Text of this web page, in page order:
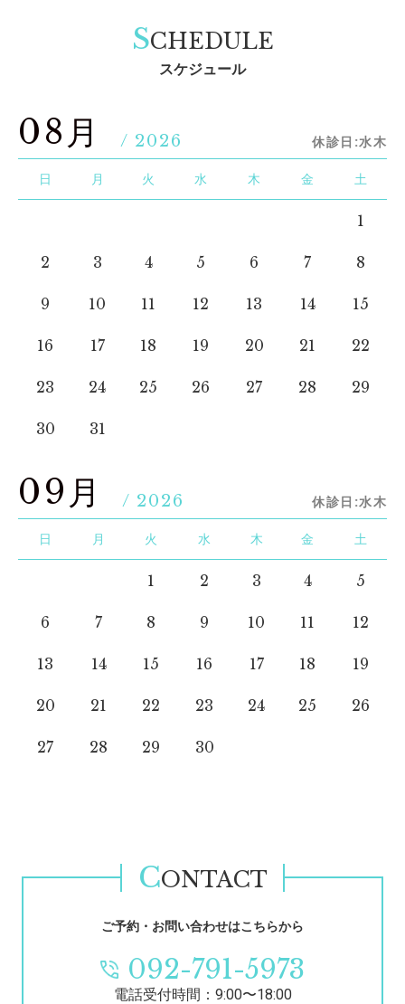
SCHEDULE
スケジュール
08月 / 2026 休診日:水木
日 月 火 水 木 金 土
1
2 3 4 5 6 7 8
9 10 11 12 13 14 15
16 17 18 19 20 21 22
23 24 25 26 27 28 29
30 31
09月 / 2026 休診日:水木
日 月 火 水 木 金 土
1 2 3 4 5
6 7 8 9 10 11 12
13 14 15 16 17 18 19
20 21 22 23 24 25 26
27 28 29 30
CONTACT
ご予約・お問い合わせはこちらから
092-791-5973
電話受付時間：9:00〜18:00